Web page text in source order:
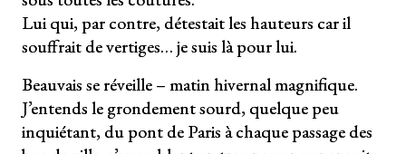
Lui qui, par contre, détestait les hauteurs car il
souffrait de vertiges… je suis là pour lui.
Beauvais se réveille – matin hivernal magnifique.
J’entends le grondement sourd, quelque peu
inquiétant, du pont de Paris à chaque passage des